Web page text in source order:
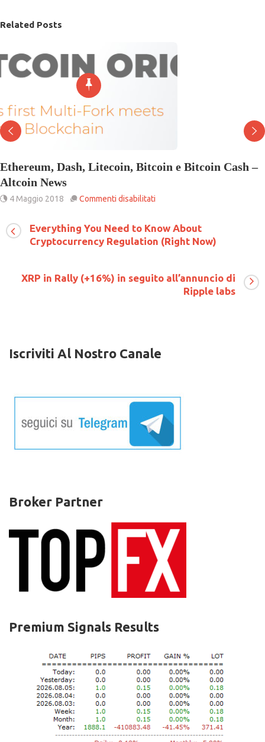
Related Posts
Ethereum, Dash, Litecoin, Bitcoin e Bitcoin Cash –
Altcoin News
4 Maggio 2018 Commenti disabilitati
Litecoin,
Bitcoin
Cash
–
Everything You Need to Know About
Cryptocurrency Regulation (Right Now)
XRP in Rally (+16%) in seguito all’annuncio di
Ripple labs
Iscriviti Al Nostro Canale
Broker Partner
Premium Signals Results